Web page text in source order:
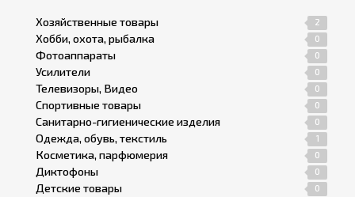
Хозяйственные товары 2
Хобби, охота, рыбалка 0
Фотоаппараты 0
Усилители 0
Телевизоры, Видео 0
Спортивные товары 0
Санитарно-гигиенические изделия 0
Одежда, обувь, текстиль 1
Косметика, парфюмерия 0
Диктофоны 0
Детские товары 0